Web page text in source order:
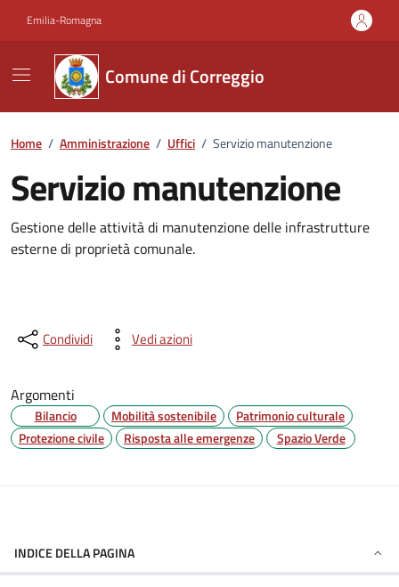
Emilia-Romagna
Comune di Correggio
Home / Amministrazione / Uffici / Servizio manutenzione
Servizio manutenzione
Gestione delle attività di manutenzione delle infrastrutture
esterne di proprietà comunale.
Condividi Vedi azioni
Argomenti
Bilancio Mobilità sostenibile
Patrimonio culturale
Protezione civile
Risposta alle emergenze Spazio Verde
INDICE DELLA PAGINA